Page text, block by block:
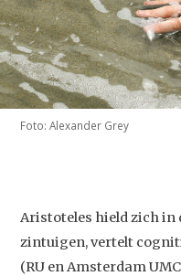
Foto: Alexander Grey
Aristoteles hield zich in
zintuigen, vertelt
(RU en Amsterdam